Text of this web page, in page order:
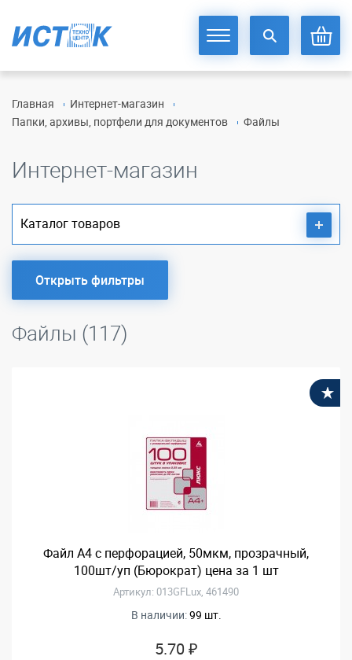
Главная
Интернет-магазин
Папки, архивы, портфели для документов
Файлы
Интернет-магазин
Каталог товаров
Открыть фильтры
Файлы (117)
Файл А4 с перфорацией, 50мкм, прозрачный,
100шт/уп (Бюрократ) цена за 1 шт
Артикул: 013GFLux, 461490
В наличии:99 шт.
5.70 ₽